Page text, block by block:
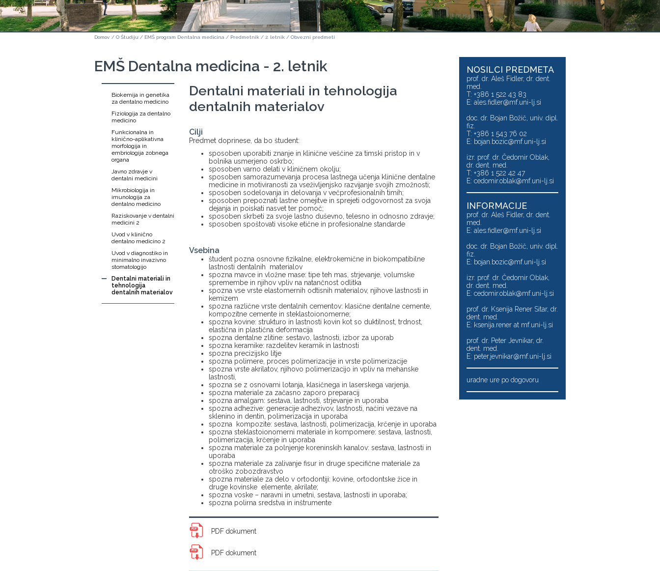
Domov / O Študiju / EMŠ program Dentalna medicina / Predmetnik / 2. letnik / Obvezni predmeti
EMŠ Dentalna medicina - 2. letnik
Biokemija in genetika
za dentalno medicino
Fiziologija za dentalno
medicino
Funkcionalna in
klinično-aplikativna
morfologija in
embriologija zobnega
organa
Javno zdravje v
dentalni medicini
Mikrobiologija in
imunologija za
dentalno medicino
Raziskovanje v dentalni
medicini 2
Uvod v klinično
dentalno medicino 2
Uvod v diagnostiko in
minimalno invazivno
stomatologijo
Dentalni materiali in
tehnologija
dentalnih materialov
Dentalni materiali in tehnologija
dentalnih materialov
Cilji
Predmet doprinese, da bo študent:
sposoben uporabiti znanje in klinične veščine za timski pristop in v
bolnika usmerjeno oskrbo;
sposoben varno delati v kliničnem okolju;
sposoben samorazumevanja procesa lastnega učenja klinične dentalne
medicine in motiviranosti za vseživljenjsko razvijanje svojih zmožnosti;
sposoben sodelovanja in delovanja v večprofesionalnih timih;
sposoben prepoznati lastne omejitve in sprejeti odgovornost za svoja
dejanja in poiskati nasvet ter pomoč;
sposoben skrbeti za svoje lastno duševno, telesno in odnosno zdravje;
sposoben spoštovati visoke etične in profesionalne standarde
Vsebina
študent pozna osnovne fizikalne, elektrokemične in biokompatibilne
lastnosti dentalnih materialov
spozna mavce in vložne mase: tipe teh mas, strjevanje, volumske
spremembe in njihov vpliv na natančnost odlitka
spozna vse vrste elastomernih odtisnih materialov, njihove lastnosti in
kemizem
spozna različne vrste dentalnih cementov: klasične dentalne cemente,
kompozitne cemente in steklastoionomerne;
spozna kovine: strukturo in lastnosti kovin kot so duktilnost, trdnost,
elastična in plastična deformacija
spozna dentalne zlitine: sestavo, lastnosti, izbor za uporab
spozna keramike: razdelitev keramik in lastnosti
spozna precizijsko litje
spozna polimere, proces polimerizacije in vrste polimerizacije
spozna vrste akrilatov, njihovo polimerizacijo in vpliv na mehanske
lastnosti,
spozna se z osnovami lotanja, klasičnega in laserskega varjenja.
spozna materiale za začasno zaporo preparacij
spozna amalgam: sestava, lastnosti, strjevanje in uporaba
spozna adhezive: generacije adhezivov, lastnosti, načini vezave na
sklenino in dentin, polimerizacija in uporaba
spozna kompozite: sestava, lastnosti, polimerizacija, krčenje in uporaba
spozna steklastoionomerni materiale in kompomere: sestava, lastnosti,
polimerizacija, krčenje in uporaba
spozna materiale za polnjenje koreninskih kanalov: sestava, lastnosti in
uporaba
spozna materiale za zalivanje fisur in druge specifične materiale za
otroško zobozdravstvo
spozna materiale za delo v ortodontiji: kovine, ortodontske žice in
druge kovinske elemente, akrilate;
spozna voske – naravni in umetni, sestava, lastnosti in uporaba;
spozna polirna sredstva in inštrumente
PDF dokument
PDF dokument
NOSILCI PREDMETA
prof. dr. Aleš Fidler, dr. dent.
med.
T: +386 1 522 43 83
E: ales.fidler@mf.uni-lj.si
doc. dr. Bojan Božič, univ. dipl.
fiz.
T: +386 1 543 76 02
E: bojan.bozic@mf.uni-lj.si
izr. prof. dr. Čedomir Oblak,
dr. dent. med.
T: +386 1 522 42 47
E: cedomir.oblak@mf.uni-lj.si
INFORMACIJE
prof. dr. Aleš Fidler, dr. dent.
med.
E: ales.fidler@mf.uni-lj.si
doc. dr. Bojan Božič, univ. dipl.
fiz.
E: bojan.bozic@mf.uni-lj.si
izr. prof. dr. Čedomir Oblak,
dr. dent. med.
E: cedomir.oblak@mf.uni-lj.si
prof. dr. Ksenija Rener Sitar, dr.
dent. med.
E: ksenija.rener at mf.uni-lj.si
prof. dr. Peter Jevnikar, dr.
dent. med.
E: peter.jevnikar@mf.uni-lj.si
uradne ure po dogovoru